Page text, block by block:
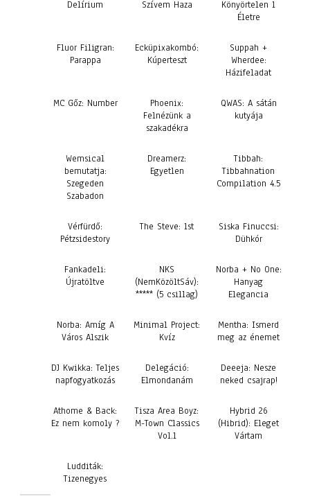
Delírium
Szívem Haza
Könyörtelen 1
Életre
Fluor Filigran:
Parappa
Ecküpixakombó:
Kúperteszt
Suppah +
Wherdee:
Házifeladat
MC Gőz: Number
Phoenix:
Felnézünk a
szakadékra
QWAS: A sátán
kutyája
Wemsical
bemutatja:
Szegeden
Szabadon
Dreamerz:
Egyetlen
Tibbah:
Tibbahnation
Compilation 4.5
Vérfürdő:
Pétzsidestory
The Steve: 1st
Siska Finuccsi:
Dühkór
Fankadeli:
Újratöltve
NKS
(NemKözöltSáv):
***** (5 csillag)
Norba + No One:
Hanyag
Elegancia
Norba: Amíg A
Város Alszik
Minimal Project:
Kvíz
Mentha: Ismerd
meg az énemet
DJ Kwikka: Teljes
napfogyatkozás
Delegáció:
Elmondanám
Deeeja: Nesze
neked csajrap!
Athome & Back:
Ez nem komoly ?
Tisza Area Boyz:
M-Town Classics
Vol.1
Hybrid 26
(Hibrid): Eleget
Vártam
Ludditák:
Tizenegyes